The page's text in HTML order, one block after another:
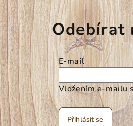
Odebírat
E-mail
Vložením e-mailu
Přihlásit se